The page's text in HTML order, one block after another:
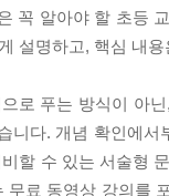
꼭 알아야 할 초등
설명하고, 핵심 내
로 푸는 방식이 아
니다. 개념 확인에
할 수 있는 서술형
료 동영상 강의를